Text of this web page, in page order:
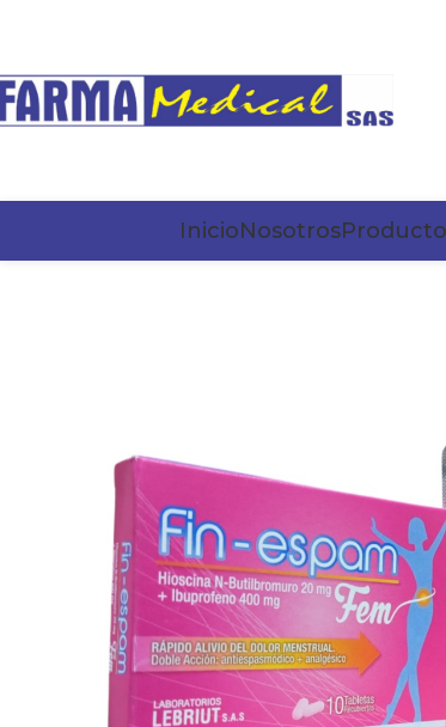
InicioNosotros